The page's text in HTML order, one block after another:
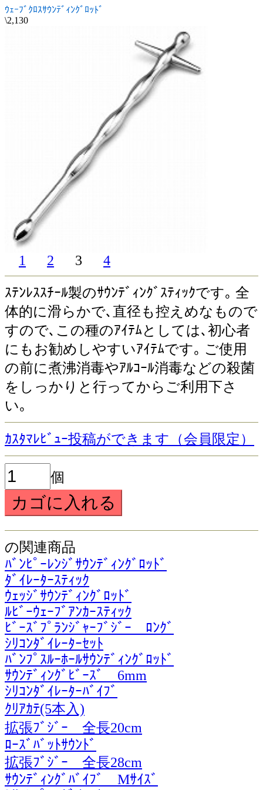
ｳｪｰﾌﾞｸﾛｽｻｳﾝﾃﾞｨﾝｸﾞﾛｯﾄﾞ
\2,130
1 2 3 4
ｽﾃﾝﾚｽｽﾁｰﾙ製のｻｳﾝﾃﾞｨﾝｸﾞｽﾃｨｯｸです｡ 全
体的に滑らかで､直径も控えめなもので
すので､この種のｱｲﾃﾑとしては､初心者
にもお勧めしやすいｱｲﾃﾑです｡ ご使用
の前に煮沸消毒やｱﾙｺｰﾙ消毒などの殺菌
をしっかりと行ってからご利用下さ
い｡
ｶｽﾀﾏﾚﾋﾞｭｰ投稿ができます（会員限定）
個
の関連商品
ﾊﾞﾝﾋﾟｰﾚﾝｼﾞｻｳﾝﾃﾞｨﾝｸﾞﾛｯﾄﾞ
ﾀﾞｲﾚｰﾀｰｽﾃｨｯｸ
ｳｪｯｼﾞｻｳﾝﾃﾞｨﾝｸﾞﾛｯﾄﾞ
ﾙﾋﾞｰｳｪｰﾌﾞｱﾝｶｰｽﾃｨｯｸ
ﾋﾞｰｽﾞﾌﾟﾗﾝｼﾞｬｰﾌﾞｼﾞｰ ﾛﾝｸﾞ
ｼﾘｺﾝﾀﾞｲﾚｰﾀｰｾｯﾄ
ﾊﾞﾝﾌﾟｽﾙｰﾎｰﾙｻｳﾝﾃﾞｨﾝｸﾞﾛｯﾄﾞ
ｻｳﾝﾃﾞｨﾝｸﾞﾋﾞｰｽﾞ 6mm
ｼﾘｺﾝﾀﾞｲﾚｰﾀｰﾊﾞｲﾌﾞ
ｸﾘｱｶﾃ(5本入)
拡張ﾌﾞｼﾞｰ 全長20cm
ﾛｰｽﾞﾊﾞｯﾄｻｳﾝﾄﾞ
拡張ﾌﾞｼﾞｰ 全長28cm
ｻｳﾝﾃﾞｨﾝｸﾞﾊﾞｲﾌﾞ Mｻｲｽﾞ